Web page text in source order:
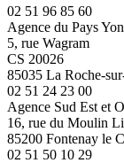
02 51 96 85 60
Agence du Pays
5, rue Wagram
CS 20026
85035 La Roche-
02 51 24 23 00
Agence Sud Est et
16, rue du Moulin
85200 Fontenay le
02 51 50 10 29